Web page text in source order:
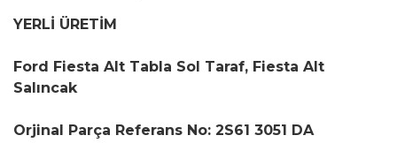
YERLİ ÜRETİM
Ford Fiesta Alt Tabla Sol Taraf, Fiesta Alt
Salıncak
Orjinal Parça Referans No: 2S61 3051 DA